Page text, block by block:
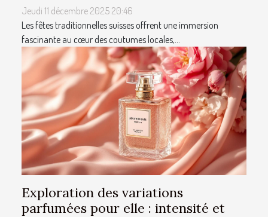
Jeudi 11 décembre 2025 20:46
Les fêtes traditionnelles suisses offrent une immersion
fascinante au cœur des coutumes locales,...
Exploration des variations
parfumées pour elle : intensité et